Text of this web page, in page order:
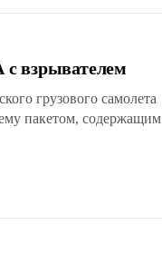
взрывателем
грузового самолета
пакетом, содержащим